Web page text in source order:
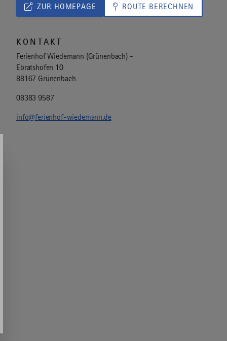
ZUR HOMEPAGE ROUTE BERECHNEN
KONTAKT
Ferienhof Wiedemann (Grünenbach) -
Ebratshofen 10
88167 Grünenbach
08383 9587
info@ferienhof-wiedemann.de